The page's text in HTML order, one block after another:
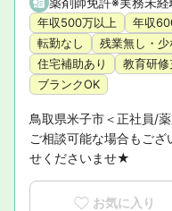
年収500万以上 年収
転勤なし
残業無し・少
住宅補助あり
教育研修
ブランクOK
鳥取県米子市＜正社員/
ご相談可能な場合もご
せくださいませ★
お気に入り